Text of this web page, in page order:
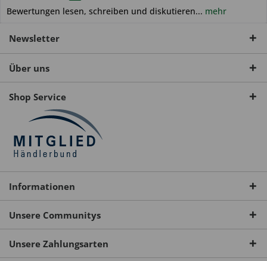
Bewertungen lesen, schreiben und diskutieren... mehr
Newsletter
Über uns
Shop Service
Informationen
Unsere Communitys
Unsere Zahlungsarten